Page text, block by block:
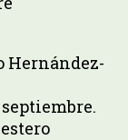
Hernández-
septiembre.